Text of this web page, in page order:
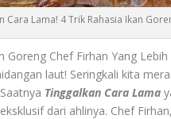
Cara Lama! 4 Trik Rahasia Ikan
Goreng Chef Firhan Yang
laut! Seringkali kita
Tinggalkan Cara Lama
dari ahlinya. Chef